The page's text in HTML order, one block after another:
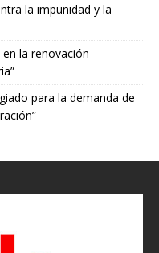
la impunidad y la
la renovación
para la demanda de